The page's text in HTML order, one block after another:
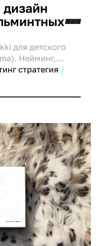
для детского
Нейминг,
Тики-Тави,
стратегия